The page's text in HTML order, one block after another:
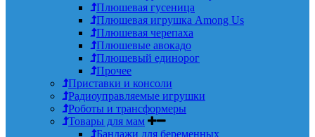
Плюшевая гусеница
Плюшевая игрушка Among Us
Плюшевая черепаха
Плюшевые авокадо
Плюшевый единорог
Прочее
Приставки и консоли
Радиоуправляемые игрушки
Роботы и трансформеры
Товары для мам
Бандажи для беременных